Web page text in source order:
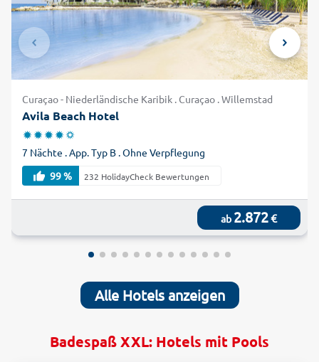
Curaçao - Niederländische Karibik . Curaçao . Willemstad
Avila Beach Hotel
7 Nächte . App. Typ B . Ohne Verpflegung
99 %
232 HolidayCheck Bewertungen
ab 2.872€
Alle Hotels anzeigen
Badespaß XXL: Hotels mit Pools